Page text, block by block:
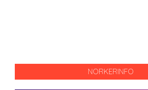
NORKERINFO